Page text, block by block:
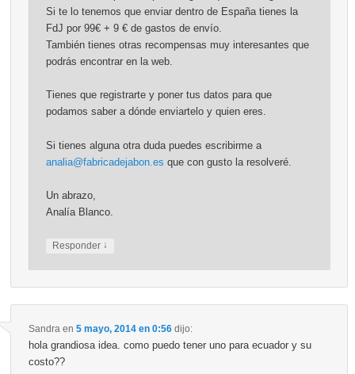
Si te lo tenemos que enviar dentro de España tienes la
FdJ por 99€ + 9 € de gastos de envío.
También tienes otras recompensas muy interesantes que
podrás encontrar en la web.
Tienes que registrarte y poner tus datos para que
podamos saber a dónde enviartelo y quien eres.
Si tienes alguna otra duda puedes escribirme a
analia@fabricadejabon.es que con gusto la resolveré.
Un abrazo,
Analía Blanco.
Responder ↓
Sandraen 5 mayo, 2014 en 0:56 dijo:
hola grandiosa idea. como puedo tener uno para ecuador y su
costo??